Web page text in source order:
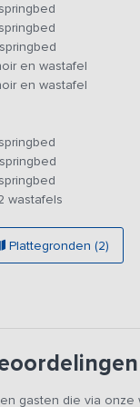
4 luxe slaapkamers,
en wastafel.
3 slaapkamers met
de
melkkoeien en
rondhuppelen en
die je
op te laden, in
een geslaagde
en wastafel
en wastafel
wastafels
Plattegronden (2)
gasten die via